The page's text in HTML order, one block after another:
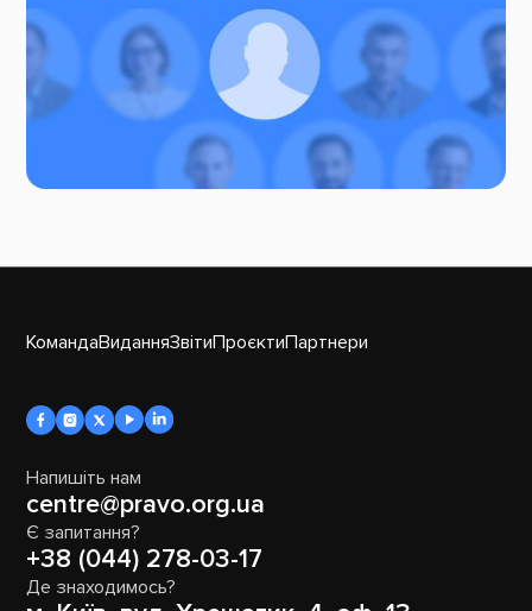
КомандаВиданняЗвітиПроєктиПартнери
Напишіть нам
centre@pravo.org.ua
Є запитання?
+38 (044) 278-03-17
Де знаходимось?